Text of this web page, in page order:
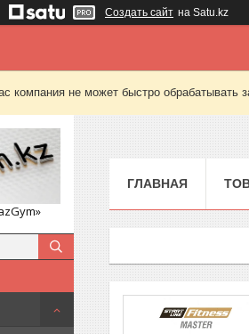
Создать сайт на Satu.kz
компания не может быстро обрабатывать
ГЛАВНАЯ